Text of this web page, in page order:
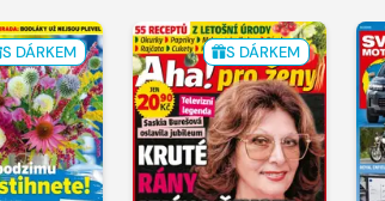
S DÁRKEM S DÁRKEM